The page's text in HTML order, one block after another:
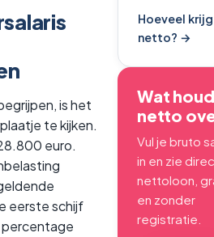
is het
te kijken.
euro.
eerste schijf
Hoeveel
netto? →
Wat
netto
Vul je bruto
in en zie
nettoloon,
en zonder
registratie.